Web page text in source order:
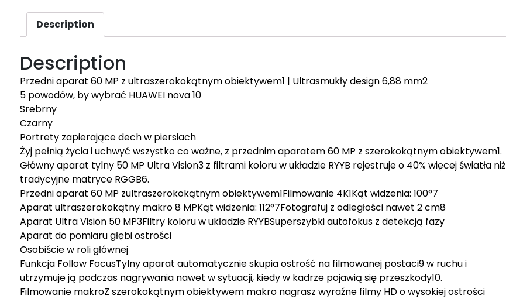
Description
Description
Przedni aparat 60 MP z ultraszerokokątnym obiektywem1 | Ultrasmukły design 6,88 mm2
5 powodów, by wybrać HUAWEI nova 10
Srebrny
Czarny
Portrety zapierające dech w piersiach
Żyj pełnią życia i uchwyć wszystko co ważne, z przednim aparatem 60 MP z szerokokątnym obiektywem1.
Główny aparat tylny 50 MP Ultra Vision3 z filtrami koloru w układzie RYYB rejestruje o 40% więcej światła niż
tradycyjne matryce RGGB6.
Przedni aparat 60 MP zultraszerokokątnym obiektywem1Filmowanie 4K1Kąt widzenia: 100°7
Aparat ultraszerokokątny makro 8 MPKąt widzenia: 112°7Fotografuj z odległości nawet 2 cm8
Aparat Ultra Vision 50 MP3Filtry koloru w układzie RYYBSuperszybki autofokus z detekcją fazy
Aparat do pomiaru głębi ostrości
Osobiście w roli głównej
Funkcja Follow FocusTylny aparat automatycznie skupia ostrość na filmowanej postaci9 w ruchu i
utrzymuje ją podczas nagrywania nawet w sytuacji, kiedy w kadrze pojawią się przeszkody10.
Filmowanie makroZ szerokokątnym obiektywem makro nagrasz wyraźne filmy HD o wysokiej ostrości